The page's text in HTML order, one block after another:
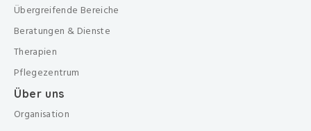
Übergreifende Bereiche
Beratungen & Dienste
Therapien
Pflegezentrum
Über uns
Organisation